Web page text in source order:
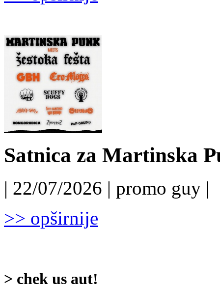
Satnica za Martinska
| 22/07/2026 | promo guy |
>> opširnije
> chek us aut!